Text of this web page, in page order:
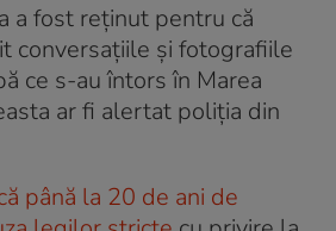
a fost reținut pentru că
conversațiile și fotografiile
ce s-au întors în Marea
ar fi alertat poliția din
până la 20 de ani de